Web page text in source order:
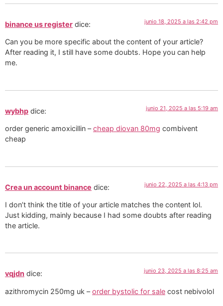
binance us register dice: junio 18, 2025 a las 2:42 pm
Can you be more specific about the content of your article?
After reading it, I still have some doubts. Hope you can help
me.
wybhp dice: junio 21, 2025 a las 5:19 am
order generic amoxicillin –cheap diovan 80mg combivent
cheap
Crea un account binance dice: junio 22, 2025 a las 4:13 pm
I don’t think the title of your article matches the content lol.
Just kidding, mainly because I had some doubts after reading
the article.
vqjdn dice: junio 23, 2025 a las 8:25 am
azithromycin 250mg uk –order bystolic for sale cost nebivolol